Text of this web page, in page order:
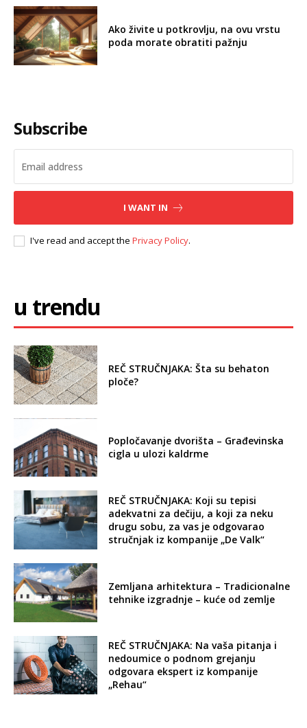
Ako živite u potkrovlju, na ovu vrstu
poda morate obratiti pažnju
Subscribe
I WANT IN
I've read and accept the Privacy Policy.
u trendu
REČ STRUČNJAKA: Šta su behaton
ploče?
Popločavanje dvorišta – Građevinska
cigla u ulozi kaldrme
REČ STRUČNJAKA: Koji su tepisi
adekvatni za dečiju, a koji za neku
drugu sobu, za vas je odgovarao
stručnjak iz kompanije „De Valk“
Zemljana arhitektura – Tradicionalne
tehnike izgradnje – kuće od zemlje
REČ STRUČNJAKA: Na vaša pitanja i
nedoumice o podnom grejanju
odgovara ekspert iz kompanije
„Rehau“